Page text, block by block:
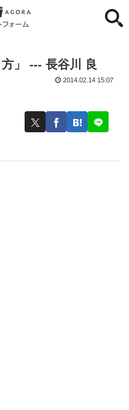
」 --- 長谷川 良
2014.02.14 15:07